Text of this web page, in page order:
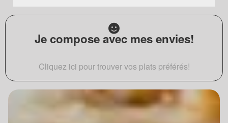
Je compose avec mes envies!
Cliquez ici pour trouver vos plats préférés!